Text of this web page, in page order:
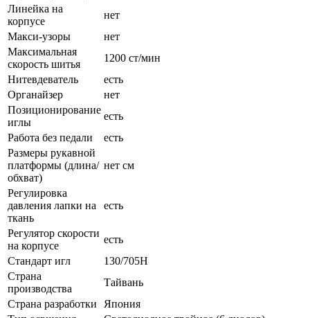
Линейка на
корпусе
нет
Макси-узоры
нет
Максимальная
скорость шитья
1200 ст/мин
Нитевдеватель
есть
Органайзер
нет
Позиционирование
иглы
есть
Работа без педали
есть
Размеры рукавной
платформы (длина/
обхват)
нет см
Регулировка
давления лапки на
ткань
есть
Регулятор скорости
на корпусе
есть
Стандарт игл
130/705H
Страна
производства
Тайвань
Страна разработки
Япония